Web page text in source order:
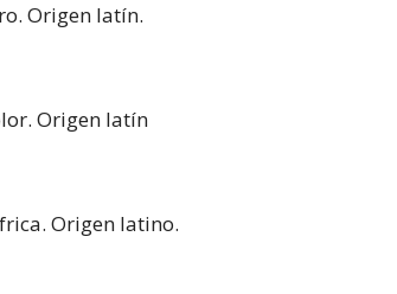
Origen latín.
Origen latín
Origen latino.